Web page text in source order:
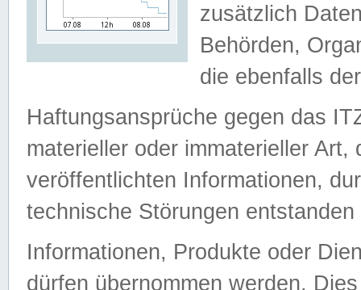
zusätzlich
Behörden,
die ebenfalls
Haftungsansprüche gegen das
materieller oder immaterieller
veröffentlichten Informationen,
technische Störungen
Informationen, Produkte oder
dürfen übernommen werden.